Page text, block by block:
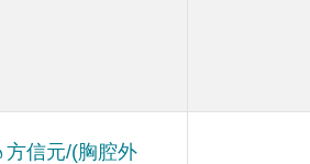
方信元/(胸腔外